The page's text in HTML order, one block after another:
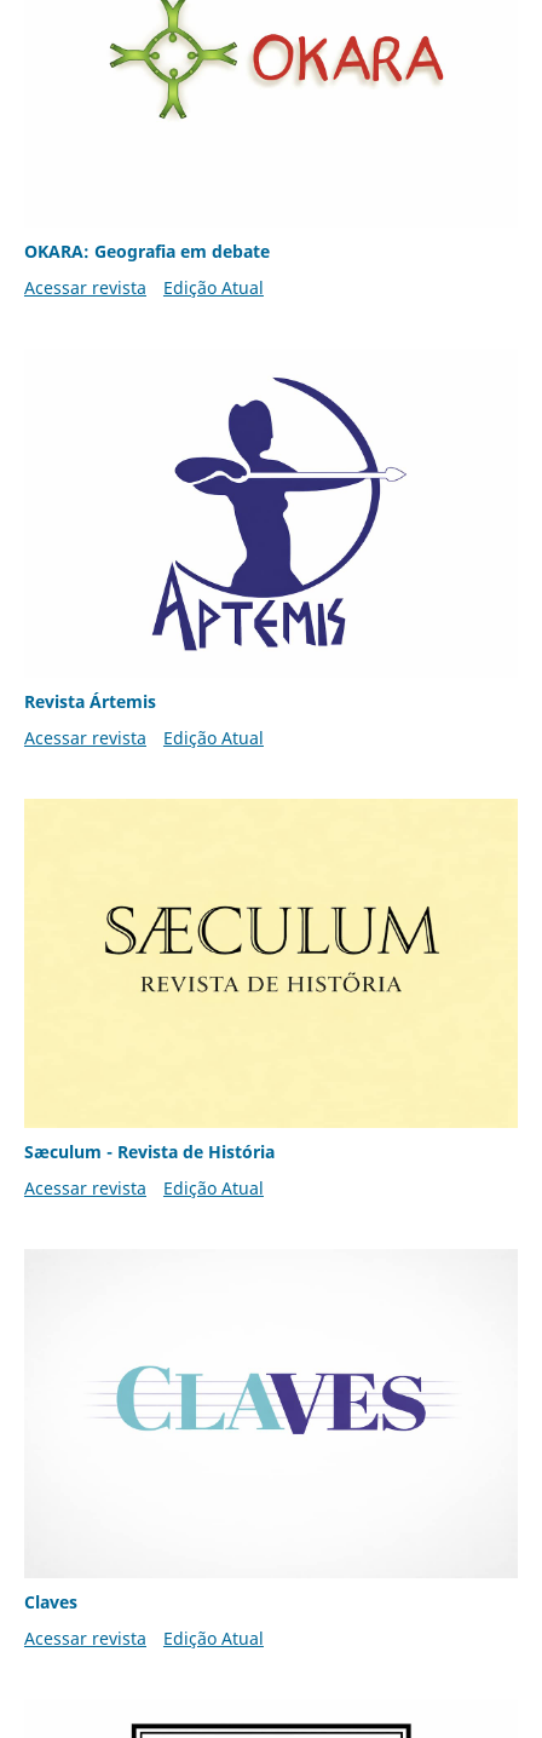
OKARA: Geografia em debate
Acessar revista
Edição Atual
Revista Ártemis
Acessar revista
Edição Atual
Sæculum - Revista de História
Acessar revista
Edição Atual
Claves
Acessar revista
Edição Atual